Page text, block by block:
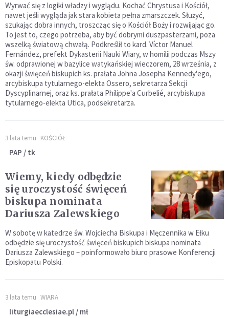
Wyrwać się z logiki władzy i wyglądu. Kochać Chrystusa i Kościół,
nawet jeśli wygląda jak stara kobieta pełna zmarszczek. Służyć,
szukając dobra innych, troszcząc się o Kościół Boży i rozwijając go.
To jest to, czego potrzeba, aby być dobrymi duszpasterzami, poza
wszelką światową chwałą. Podkreślił to kard. Víctor Manuel
Fernández, prefekt Dykasterii Nauki Wiary, w homilii podczas Mszy
św. odprawionej w bazylice watykańskiej wieczorem, 28 września, z
okazji święceń biskupich ks. prałata Johna Josepha Kennedy'ego,
arcybiskupa tytularnego-elekta Ossero, sekretarza Sekcji
Dyscyplinarnej, oraz ks. prałata Philippe'a Curbelié, arcybiskupa
tytularnego-elekta Utica, podsekretarza.
3 lata temu KOŚCIÓŁ
PAP / tk
Wiemy, kiedy odbędzie
się uroczystość święceń
biskupa nominata
Dariusza Zalewskiego
W sobotę w katedrze św. Wojciecha Biskupa i Męczennika w Ełku
odbędzie się uroczystość święceń biskupich biskupa nominata
Dariusza Zalewskiego – poinformowało biuro prasowe Konferencji
Episkopatu Polski.
3 lata temu WIARA
liturgiaecclesiae.pl / mł